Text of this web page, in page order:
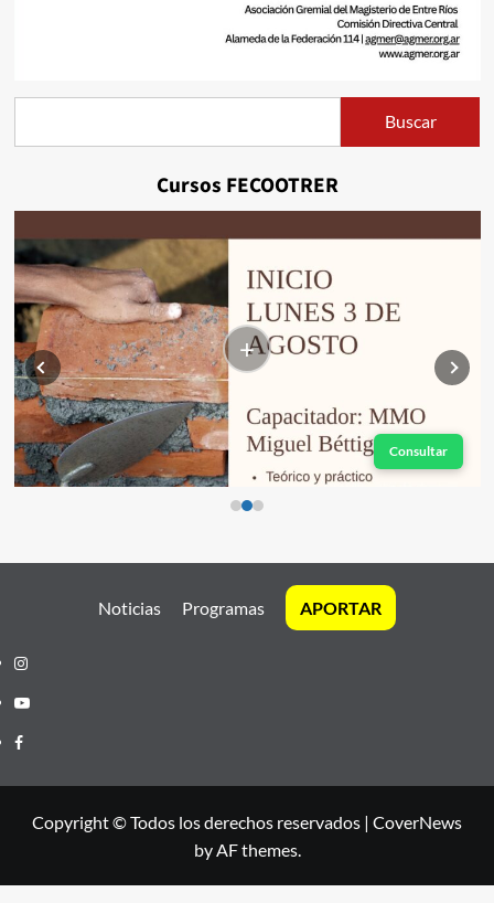
Buscar
Cursos FECOOTRER
+
Consultar
Noticias Programas APORTAR
Instagram
Youtube
Facebook
Copyright © Todos los derechos reservados | CoverNews
by AF themes.